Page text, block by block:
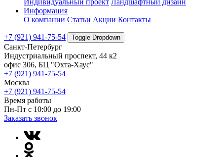
Индивидуальный проект Ландшафтный дизайн
Информация
О компании Статьи Акции Контакты
+7 (921) 941-75-54 Toggle Dropdown
Санкт-Петербург
Индустриальный проспект, 44 к2
офис 306, БЦ "Охта-Хаус"
+7 (921) 941-75-54
Москва
+7 (921) 941-75-54
Время работы
Пн-Пт с 10:00 до 19:00
Заказать звонок